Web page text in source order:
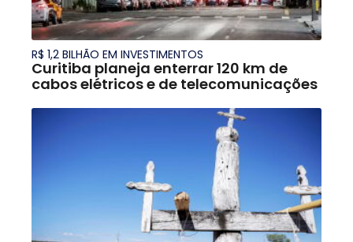
R$ 1,2 BILHÃO EM INVESTIMENTOS
Curitiba planeja enterrar 120 km de
cabos elétricos e de telecomunicações